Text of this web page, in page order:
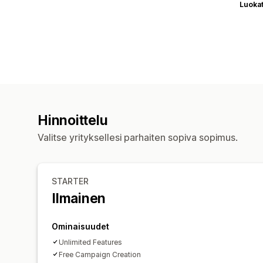
Luokat
Hinnoittelu
Valitse yrityksellesi parhaiten sopiva sopimus.
STARTER
Ilmainen
Ominaisuudet
Unlimited Features
Free Campaign Creation